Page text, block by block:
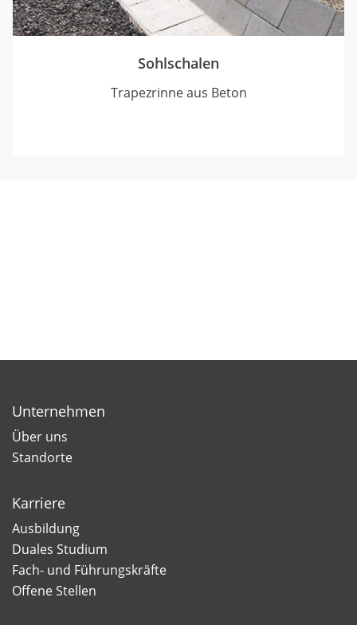
Sohlschalen
Trapezrinne aus Beton
Unternehmen
Über uns
Standorte
Karriere
Ausbildung
Duales Studium
Fach- und Führungskräfte
Offene Stellen